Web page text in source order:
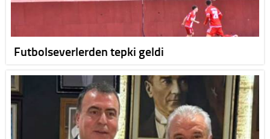
Futbolseverlerden tepki geldi